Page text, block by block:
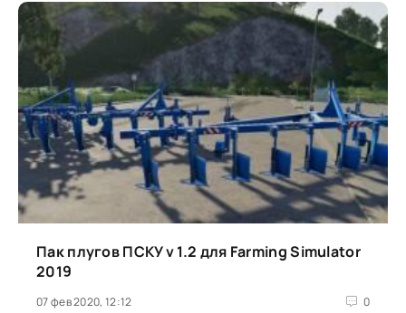
Пак плугов ПСКУ v 1.2 для Farming Simulator
2019
07 фев 2020, 12:12 0